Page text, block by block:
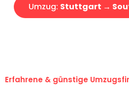
Umzug: Stuttgart →
Erfahrene & günstige